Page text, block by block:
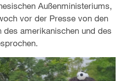
Außenministeriums,
vor der Presse von den
des amerikanischen und des